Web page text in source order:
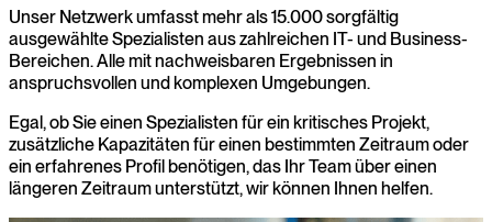
Technologie verstehen. Wir helfen Ihnen, das passende Profil zu
finden, ob für einen befristeten Einsatz oder eine langfristige Rolle.
Unser Netzwerk umfasst mehr als 15.000 sorgfältig
ausgewählte Spezialisten aus zahlreichen IT- und Business-
Bereichen. Alle mit nachweisbaren Ergebnissen in
anspruchsvollen und komplexen Umgebungen.
Egal, ob Sie einen Spezialisten für ein kritisches Projekt,
zusätzliche Kapazitäten für einen bestimmten Zeitraum oder
ein erfahrenes Profil benötigen, das Ihr Team über einen
längeren Zeitraum unterstützt, wir können Ihnen helfen.